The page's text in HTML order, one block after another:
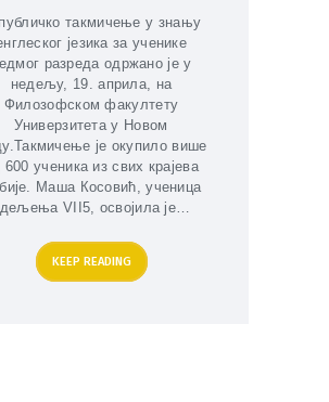
такмичење у знању
језика за ученике
разреда одржано је у
недељу, 19. априла, на
Филозофском факултету
Универзитета у Новом
је окупило више
600 ученика из свих крајева
Маша Косовић, ученица
VII5, освојила је…
KEEP READING